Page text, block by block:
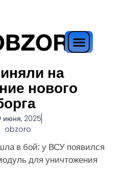
на
нового
июня, 2025
obzoro
в бой: у ВСУ появился
для уничтожения